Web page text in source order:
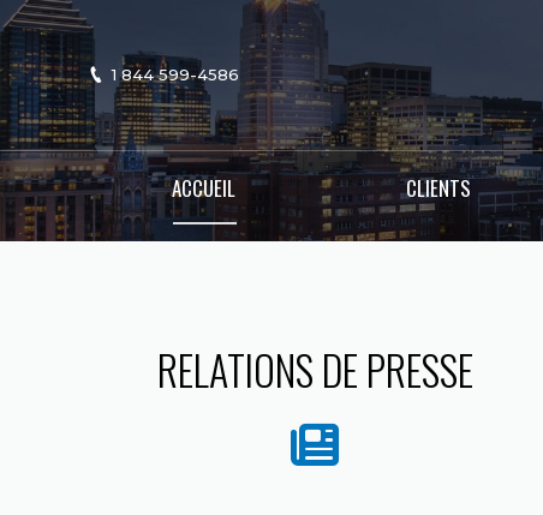
1 844 599-4586
ACCUEIL CLIENTS
RELATIONS DE PRESSE